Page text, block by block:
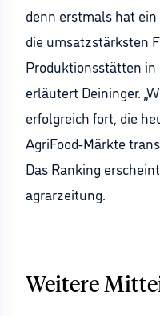
denn erstmals hat
die umsatzstärksten
Produktionsstätten in
erläutert Deininger.
erfolgreich fort, die
AgriFood-Märkte
Das Ranking
agrarzeitung.
Weitere